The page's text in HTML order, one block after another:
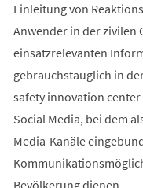
Einleitung von
Anwender in der zivilen
einsatzrelevanten
gebrauchstauglich in
safety innovation
Social Media, bei dem
Media-Kanäle